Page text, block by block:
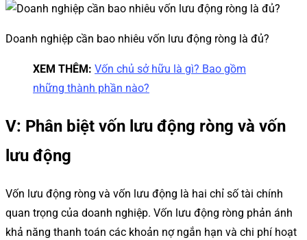
Doanh nghiệp cần bao nhiêu vốn lưu động ròng là đủ?
XEM THÊM: Vốn chủ sở hữu là gì? Bao gồm
những thành phần nào?
V: Phân biệt vốn lưu động ròng và vốn
lưu động
Vốn lưu động ròng và vốn lưu động là hai chỉ số tài chính
quan trọng của doanh nghiệp. Vốn lưu động ròng phản ánh
khả năng thanh toán các khoản nợ ngắn hạn và chi phí hoạt